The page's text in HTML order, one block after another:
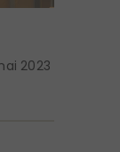
2023